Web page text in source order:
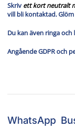
Skriv ettkort neutralt
vill bli kontaktad.
Du kan även ringa
Angående GDPR och
WhatsApp